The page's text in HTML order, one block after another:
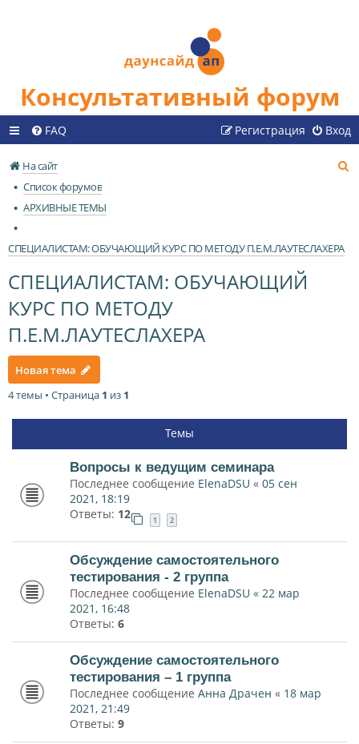
Консультативный форум
FAQ Вход
Регистрация
На сайт
Список форумов
АРХИВНЫЕ ТЕМЫ
СПЕЦИАЛИСТАМ: ОБУЧАЮЩИЙ КУРС ПО МЕТОДУ П.Е.М.ЛАУТЕСЛАХЕРА
СПЕЦИАЛИСТАМ: ОБУЧАЮЩИЙ
КУРС ПО МЕТОДУ
П.Е.М.ЛАУТЕСЛАХЕРА
Новая тема
4 темы • Страница 1 из 1
Темы
Вопросы к ведущим семинара
Последнее сообщение ElenaDSU « 05 сен
2021, 18:19
Ответы: 12 1 2
Обсуждение самостоятельного
тестирования - 2 группа
Последнее сообщение ElenaDSU « 22 мар
2021, 16:48
Ответы: 6
Обсуждение самостоятельного
тестирования – 1 группа
Последнее сообщение Анна Драчен « 18 мар
2021, 21:49
Ответы: 9